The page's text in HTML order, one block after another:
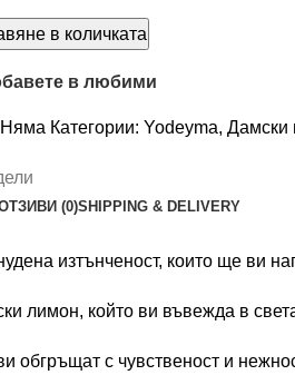
в количката
в любими
Няма Категории: Yodeyma,
(0)SHIPPING & DELIVERY
изтънченост, които ще ви
лимон, който ви въвежда в
обгръщат с чувственост и